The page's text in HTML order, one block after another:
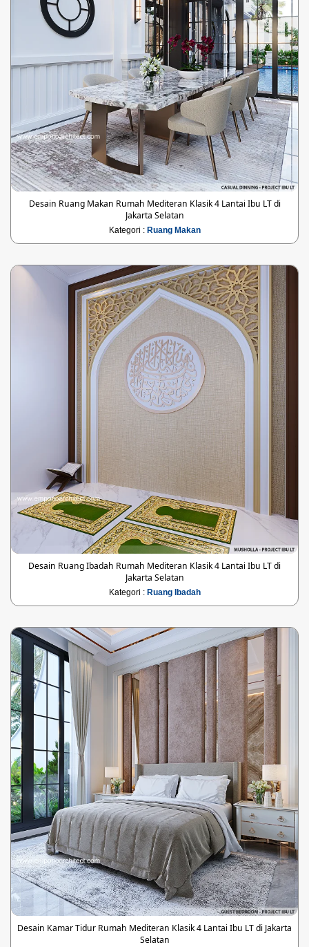
Desain Ruang Makan Rumah Mediteran Klasik 4 Lantai Ibu LT di
Jakarta Selatan
Kategori : Ruang Makan
Desain Ruang Ibadah Rumah Mediteran Klasik 4 Lantai Ibu LT di
Jakarta Selatan
Kategori : Ruang Ibadah
Desain Kamar Tidur Rumah Mediteran Klasik 4 Lantai Ibu LT di Jakarta
Selatan